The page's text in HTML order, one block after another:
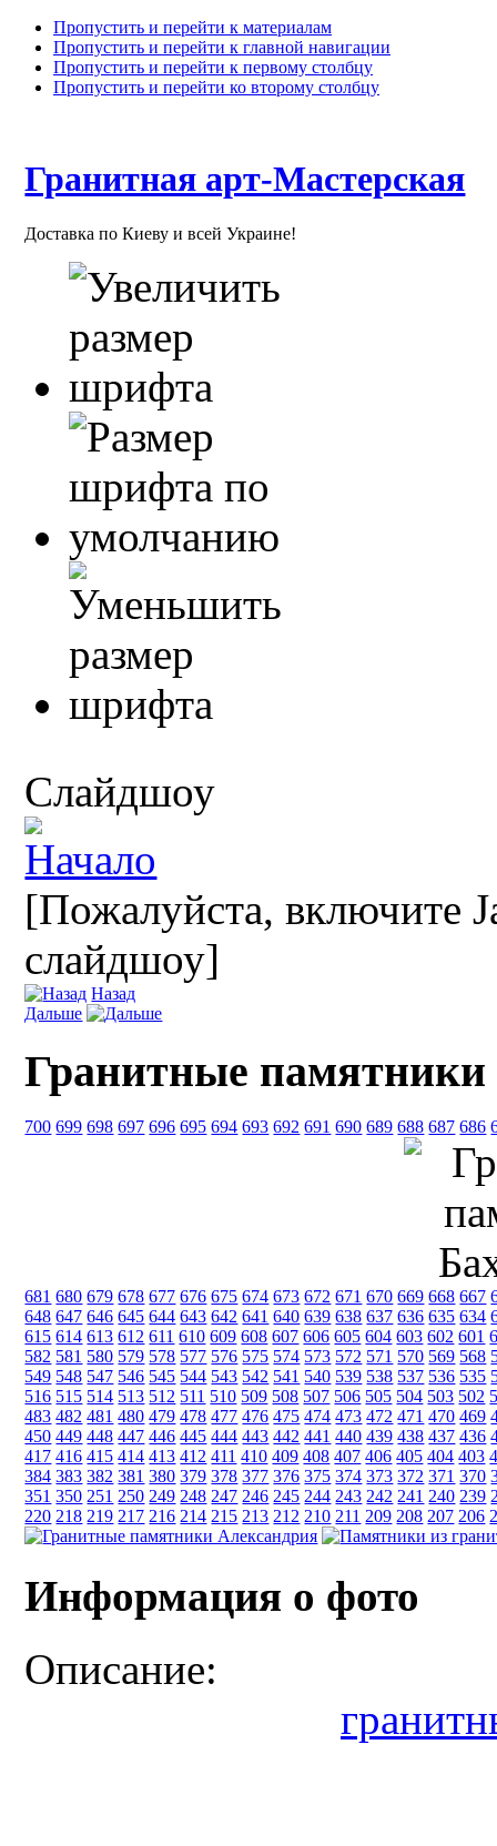
Пропустить и перейти к материалам
Пропустить и перейти к главной навигации
Пропустить и перейти к первому столбцу
Пропустить и перейти ко второму столбцу
Гранитная арт-Мастерская
Доставка по Киеву и всей Украине!
Слайдшоу
[Пожалуйста, включите
слайдшоу]
Назад
Дальше
Гранитные памятники
700 699 698 697 696 695 694 693 692 691 690 689 688 687 686
681 680 679 678 677 676 675 674 673 672 671 670 669 668 667
648 647 646 645 644 643 642 641 640 639 638 637 636 635 634
615 614 613 612 611 610 609 608 607 606 605 604 603 602 601
582 581 580 579 578 577 576 575 574 573 572 571 570 569 568
549 548 547 546 545 544 543 542 541 540 539 538 537 536 535
516 515 514 513 512 511 510 509 508 507 506 505 504 503 502
483 482 481 480 479 478 477 476 475 474 473 472 471 470 469
450 449 448 447 446 445 444 443 442 441 440 439 438 437 436
417 416 415 414 413 412 411 410 409 408 407 406 405 404 403
384 383 382 381 380 379 378 377 376 375 374 373 372 371 370
351 350 251 250 249 248 247 246 245 244 243 242 241 240 239
220 218 219 217 216 214 215 213 212 210 211 209 208 207 206
Информация о фото
Описание: